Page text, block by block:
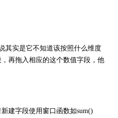
其实是它不知道该按照什么维度
再拖入相应的这个数值字段，他
建字段使用窗口函数如sum()